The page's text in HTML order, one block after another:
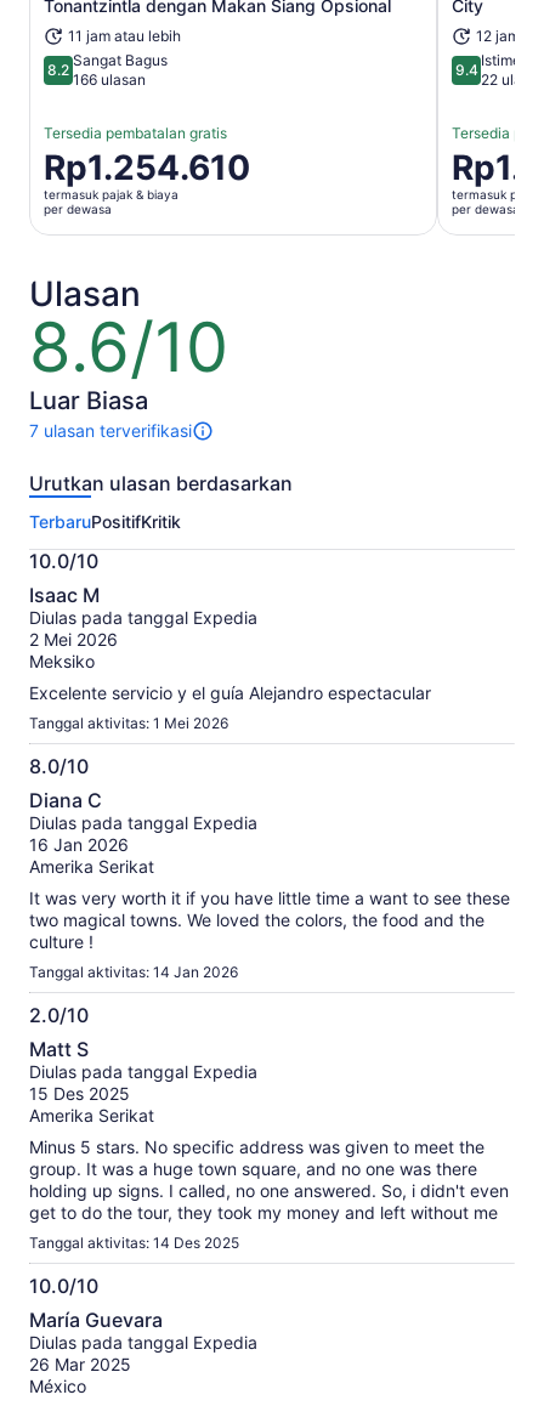
Tonantzintla dengan Makan Siang Opsional
11 jam atau lebih
8.28.2 dari 10
Sangat Bagus
166 ulasan
Tersedia pembatalan gratis
Harga
Rp1.254.610
per
dewasa
Rp1.254.610
termasuk pajak & biaya
per dewasa
City
12 jam
9.49.4 dari 10
Istimewa
22
Tersedia
Harga
per
dewasa
termasuk pajak
per dewasa
Ulasan
8.6/10
8.6
dari
10
Luar Biasa
7 ulasan terverifikasi
7
untuk
ini.
Informasi
lebih
lanjut
tentang
ulasan
terverifikasi
Urutkan ulasan berdasarkan
TerbaruPositifKritik
10.0/10
10.0
dari
10
Isaac M
Diulas pada tanggal Expedia
2 Mei 2026
Meksiko
Excelente servicio y el guía Alejandro espectacular
Tanggal aktivitas: 1 Mei 2026
8.0/10
8.0
dari
10
Diana C
Diulas pada tanggal Expedia
16 Jan 2026
Amerika Serikat
It was very worth it if you have little time a want to see these
two magical towns. We loved the colors, the food and the
culture !
Tanggal aktivitas: 14 Jan 2026
2.0/10
2.0
dari
10
Matt S
Diulas pada tanggal Expedia
15 Des 2025
Amerika Serikat
Minus 5 stars. No specific address was given to meet the
group. It was a huge town square, and no one was there
holding up signs. I called, no one answered. So, i didn't even
get to do the tour, they took my money and left without me
Tanggal aktivitas: 14 Des 2025
10.0/10
10.0
dari
10
María Guevara
Diulas pada tanggal Expedia
26 Mar 2025
México